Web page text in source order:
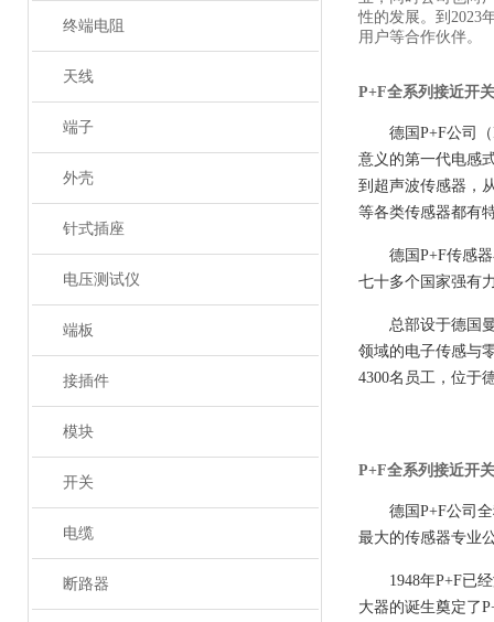
终端电阻
天线
端子
外壳
针式插座
电压测试仪
端板
接插件
模块
开关
电缆
断路器
性的发展。到2023
用户等合作伙伴。
P+F全系列接近开关
德国P+F公司
意义的第一代电感
到 超声波传感器 ，
等各类传感器都有
德国P+F传感
七十多个国家强有
总部设于德国
领域的电子传感与
4300名员工，位于
P+F全系列接近开关
德国P+F公司
最大的传感器专业
1948年P+F已
大器的诞生奠定了